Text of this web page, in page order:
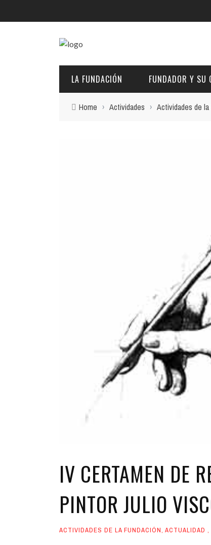
LA FUNDACIÓN FUNDADOR Y SU
Home › Actividades › Actividades de la
IV CERTAMEN DE
PINTOR JULIO
ACTIVIDADES DE LA FUNDACIÓN, ACTUALIDAD ,